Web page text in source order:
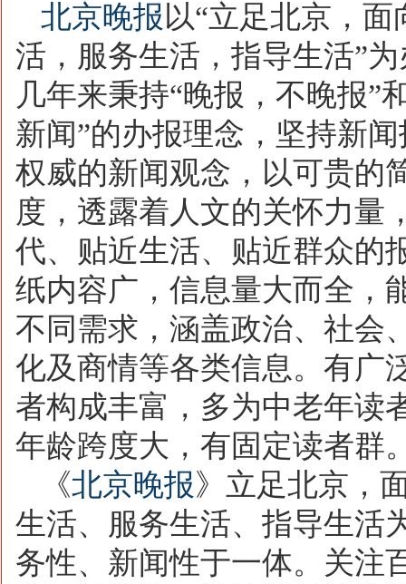
北京晚报 以“立足北京，
活，服务生活，指导生活”
几年来秉持“晚报，不晚报”
新闻”的办报理念，坚持新
权威的新闻观念，以可贵的
度，透露着人文的关怀力量
代、贴近生活、贴近群众的
纸内容广，信息量大而全，
不同需求，涵盖政治、社会
化及商情等各类信息。有广
者构成丰富，多为中老年读
年龄跨度大，有固定读者群
《北京晚报》立足北京，
生活、服务生活、指导生活
务性、新闻性于一体。关注